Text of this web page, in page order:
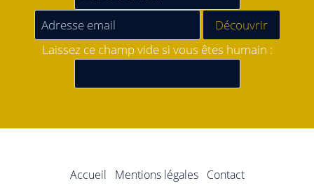
Laissez ce champ vide si vous êtes humain :
Accueil Mentions légales Contact